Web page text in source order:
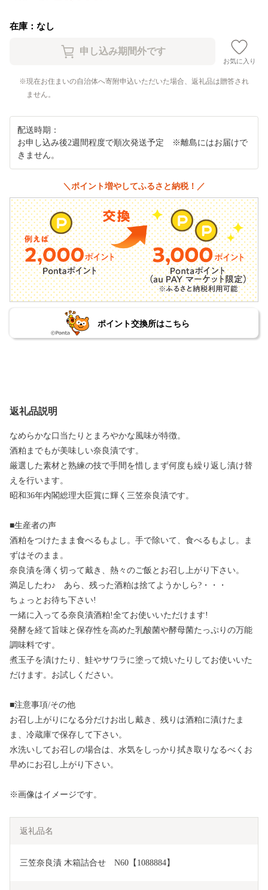
在庫：なし
お気に入り
現在お住まいの自治体へ寄附申込いただいた場合、返礼品は贈答され
ません。
配送時期：
お申し込み後2週間程度で順次発送予定 ※離島にはお届けで
きません。
＼ポイント増やしてふるさと納税！／
ポイント交換所はこちら
返礼品説明
なめらかな口当たりとまろやかな風味が特徴。
酒粕までもが美味しい奈良漬です。
厳選した素材と熟練の技で手間を惜しまず何度も繰り返し漬け替
えを行います。
昭和36年内閣総理大臣賞に輝く三笠奈良漬です。
■生産者の声
酒粕をつけたまま食べるもよし。手で除いて、食べるもよし。ま
ずはそのまま。
奈良漬を薄く切って戴き、熱々のご飯とお召し上がり下さい。
満足したわ♪ あら、残った酒粕は捨てようかしら?・・・
ちょっとお待ち下さい!
一緒に入ってる奈良漬酒粕!全てお使いいただけます!
発酵を経て旨味と保存性を高めた乳酸菌や酵母菌たっぷりの万能
調味料です。
煮玉子を漬けたり、鮭やサワラに塗って焼いたりしてお使いいた
だけます。お試しください。
■注意事項/その他
お召し上がりになる分だけお出し戴き、残りは酒粕に漬けたま
ま、冷蔵庫で保存して下さい。
水洗いしてお召しの場合は、水気をしっかり拭き取りなるべくお
早めにお召し上がり下さい。
※画像はイメージです。
返礼品名
三笠奈良漬 木箱詰合せ　N60【1088884】